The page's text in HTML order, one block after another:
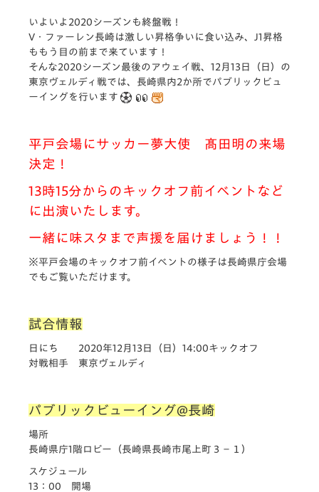
いよいよ2020シーズンも終盤戦！
V・ファーレン長崎は激しい昇格争いに食い込み、J1昇格
ももう目の前まで来ています！
そんな2020シーズン最後のアウェイ戦、12月13日（日）の
東京ヴェルディ戦では、長崎県内2か所でパブリックビュ
ーイングを行います
平戸会場にサッカー夢大使 髙田明の来場
決定！
13時15分からのキックオフ前イベントなど
に出演いたします。
一緒に味スタまで声援を届けましょう！！
※平戸会場のキックオフ前イベントの様子は長崎県庁会場
でもご覧いただけます。
試合情報
日にち 2020年12月13日（日）14:00キックオフ
対戦相手 東京ヴェルディ
パブリックビューイング@長崎
場所
長崎県庁1階ロビー（長崎県長崎市尾上町３−１）
スケジュール
13：00 開場